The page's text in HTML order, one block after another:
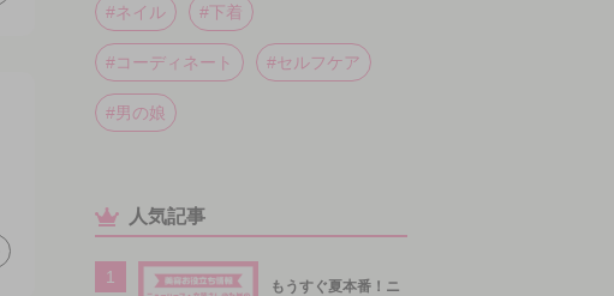
#ネイル #下着
#コーディネート #セルフケア
#男の娘
人気記事
1
もうすぐ夏本番！ニ